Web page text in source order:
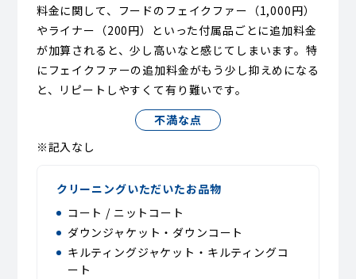
料金に関して、フードのフェイクファー（1,000円）
やライナー（200円）といった付属品ごとに追加料金
が加算されると、少し高いなと感じてしまいます。特
にフェイクファーの追加料金がもう少し抑えめになる
と、リピートしやすくて有り難いです。
不満な点
※記入なし
クリーニングいただいたお品物
コート / ニットコート
ダウンジャケット・ダウンコート
キルティングジャケット・キルティングコ
ート